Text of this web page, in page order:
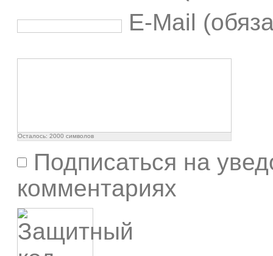
E-Mail
Осталось: 2000 символов
Подписаться на
комментариях